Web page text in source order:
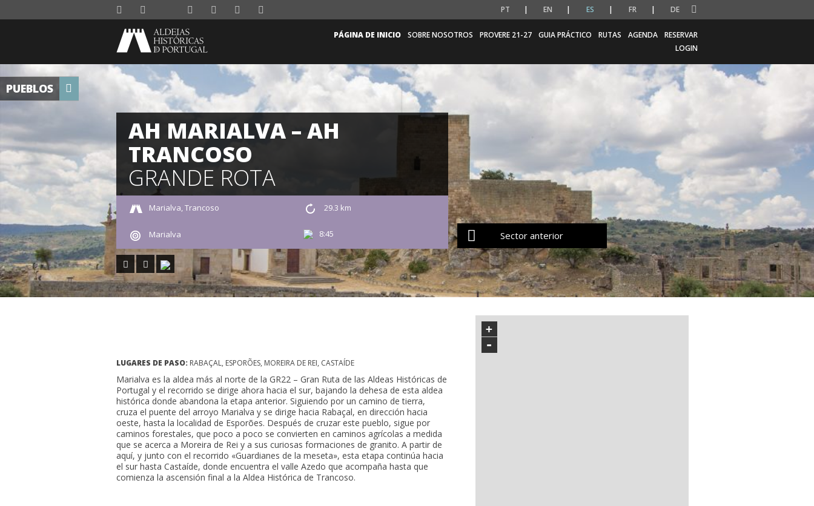
PT EN ES FR DE
PÁGINA DE INICIO SOBRE NOSOTROS PROVERE 21-27 GUIA PRÁCTICO RUTAS AGENDA
RESERVAR
LOGIN
PUEBLOS
AH MARIALVA – AH
TRANCOSO
GRANDE ROTA
Marialva, Trancoso 29.3 km
Marialva 8:45 Sector anterior
LUGARES DE PASO: RABAÇAL, ESPORÕES, MOREIRA DE REI, CASTAÍDE
Marialva es la aldea más al norte de la GR22 – Gran Ruta de las Aldeas Históricas de
Portugal y el recorrido se dirige ahora hacia el sur, bajando la dehesa de esta aldea
histórica donde abandona la etapa anterior. Siguiendo por un camino de tierra,
cruza el puente del arroyo Marialva y se dirige hacia Rabaçal, en dirección hacia
oeste, hasta la localidad de Esporões. Después de cruzar este pueblo, sigue por
caminos forestales, que poco a poco se convierten en caminos agrícolas a medida
que se acerca a Moreira de Rei y a sus curiosas formaciones de granito. A partir de
aquí, y junto con el recorrido «Guardianes de la meseta», esta etapa continúa hacia
el sur hasta Castaíde, donde encuentra el valle Azedo que acompaña hasta que
comienza la ascensión final a la Aldea Histórica de Trancoso.
+
-